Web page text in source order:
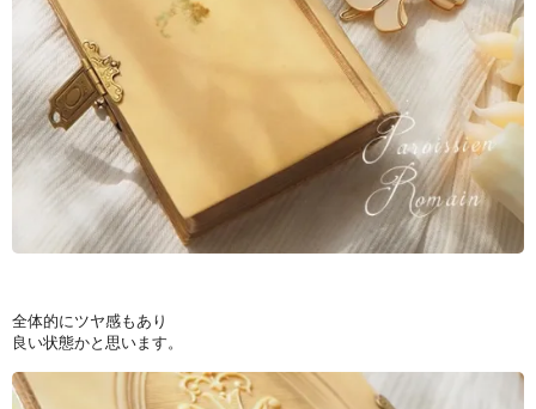
全体的にツヤ感もあり
良い状態かと思います。